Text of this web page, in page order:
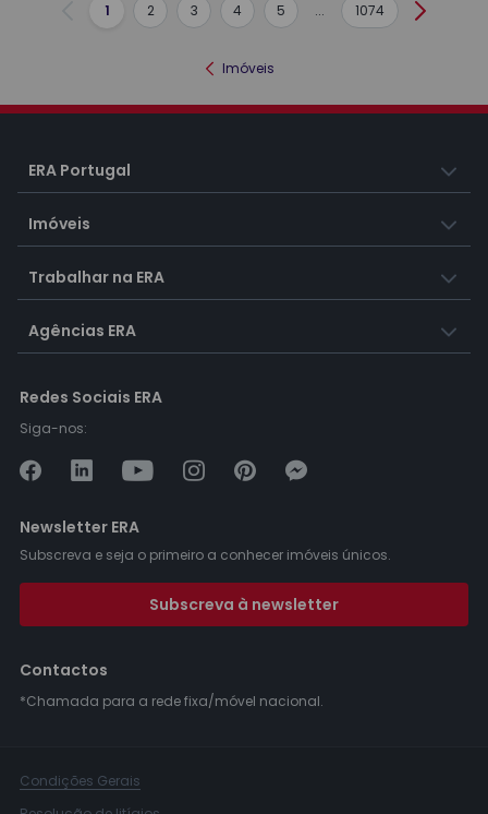
Anterior
1 2 3 4 5 ... 1074
Imóveis
ERA Portugal
Imóveis
Trabalhar na ERA
Agências ERA
Redes Sociais ERA
Siga-nos:
Newsletter ERA
Subscreva e seja o primeiro a conhecer imóveis únicos.
Subscreva à newsletter
Contactos
*Chamada para a rede fixa/móvel nacional.
Condições Gerais